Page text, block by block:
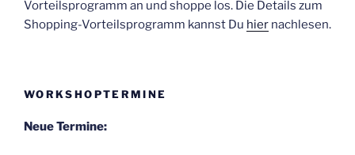
Vorteilsprogramm an und shoppe los. Die Details zum
Shopping-Vorteilsprogramm kannst Du hier nachlesen.
WORKSHOPTERMINE
Neue Termine: